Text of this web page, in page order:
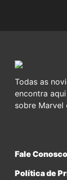
Todas as
encontra
sobre Marvel
Fale Conosco
Política de